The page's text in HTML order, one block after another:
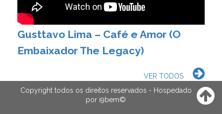
Gusttavo Lima – Café e Amor (O
Embaixador The Legacy)
VER TODOS
Copyright todos os direitos reservados - Hospedado
por i9bem©